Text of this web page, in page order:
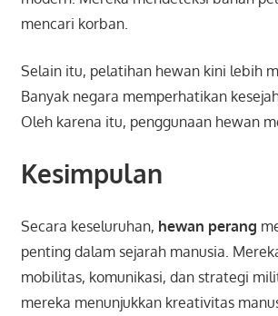
mencari korban.
Selain itu, pelatihan hewan kini lebih
Banyak negara memperhatikan
Oleh karena itu, penggunaan hewan
Kesimpulan
Secara keseluruhan, hewan perang
penting dalam sejarah manusia.
mobilitas, komunikasi, dan strategi
mereka menunjukkan kreativitas